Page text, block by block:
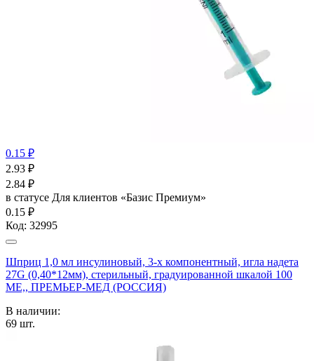
0.15 ₽
2.93 ₽
2.84 ₽
в статусе Для клиентов «Базис Премиум»
0.15 ₽
Код: 32995
Шприц 1,0 мл инсулиновый, 3-х компонентный, игла надета
27G (0,40*12мм), стерильный, градуированной шкалой 100
МЕ,, ПРЕМЬЕР-МЕД (РОССИЯ)
В наличии:
69 шт.